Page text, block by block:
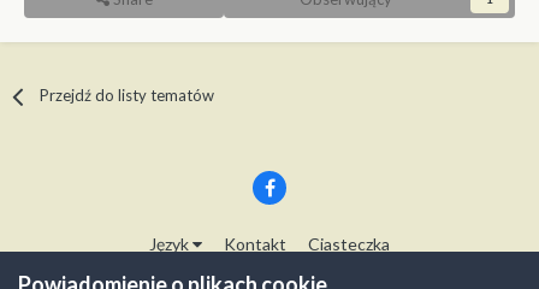
Przejdź do listy tematów
Język Kontakt Ciasteczka
Copyright © Modelwork.pl